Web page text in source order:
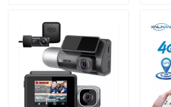
О Компании
Наша фабрика